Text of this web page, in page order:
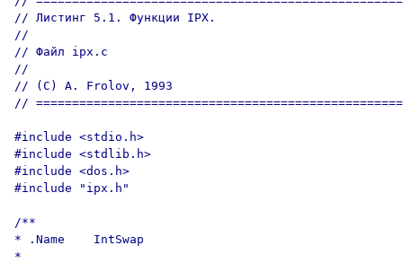
// Листинг 5.1. Функции IPX.
//
// Файл ipx.c
//
// (C) A. Frolov, 1993
// ===================================================
#include <stdio.h>
#include <stdlib.h>
#include <dos.h>
#include "ipx.h"
/**
* .Name    IntSwap
*